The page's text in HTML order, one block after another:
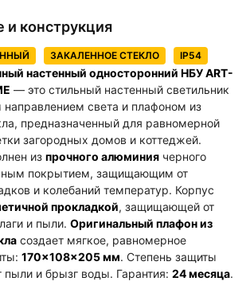
и конструкция
ЗАКАЛЕННОЕ СТЕКЛО IP54
настенный односторонний НБУ ART-
— это стильный настенный светильник
направлением света и плафоном из
предназначенный для равномерной
загородных домов и коттеджей.
из прочного алюминия черного
покрытием, защищающим от
и колебаний температур. Корпус
прокладкой, защищающей от
и пыли. Оригинальный плафон из
создает мягкое, равномерное
170×108×205 мм. Степень защиты
и брызг воды. Гарантия: 24 месяца.